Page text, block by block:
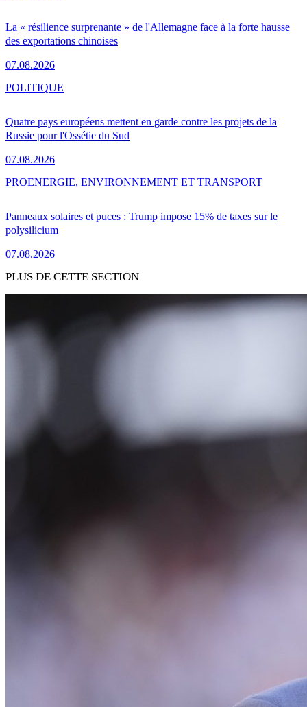
La « résilience surprenante » de l'Allemagne face à la forte hausse
des exportations chinoises
07.08.2026
Quatre pays européens mettent en garde contre les projets de la
Russie pour l'Ossétie du Sud
07.08.2026
POLITIQUE
Panneaux solaires et puces : Trump impose 15% de taxes sur le
polysilicium
07.08.2026
PROENERGIE, ENVIRONNEMENT ET TRANSPORT
PLUS DE CETTE SECTION